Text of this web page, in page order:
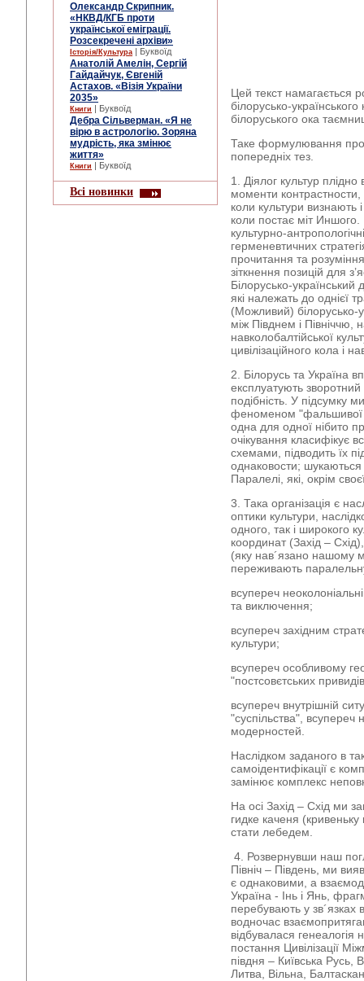
Олександр Скрипник.
«НКВД/КГБ проти
української еміграції.
Розсекречені архіви»
Історія/Культура | Буквоїд
Анатолій Амелін, Сергій
Гайдайчук, Євгеній
Астахов. «Візія України
2035»
Книги | Буквоїд
Дебра Сільверман. «Я не
вірю в астрологію. Зоряна
мудрість, яка змінює
життя»
Книги | Буквоїд
Всі новинки
Цей текст намагається
білорусько-
білоруського ока
Таке формулювання
попередніх тез.
1. Діялог культур плідно
моменти контрастности,
коли культури визнають
коли постає міт
культурно-
герменевтичних
прочитання та
зіткнення позицій для
Білорусько-український
які належать до однієї
(Можливий) білорусько-
між Півднем і Північчю,
навколобалтійської
цивілізаційного кола і
2. Білорусь та Україна
експлуатують зворотний
подібність. У підсумку
феноменом "фальшивої
одна для одної нібито
очікування класифікує
схемами, підводить їх
однаковости;
Паралелі, які, окрім
3. Така організація є
оптики культури,
одного, так і широкого
координат (Захід –
(яку нав´язано нашому
переживають
всупереч
та виключення;
всупереч західним
культури;
всупереч особливому
"постсовєтських
всупереч внутрішній
"суспільства", всупереч
модерностей.
Наслідком заданого в
самоідентифікації є
замінює комплекс
На осі Захід – Схід ми
гидке каченя
стати лебедем.
4. Розвернувши наш
Північ – Південь, ми
є однаковими, а
Україна - Інь і Янь,
перебувають у зв´язках
водночас
відбувалася генеалогія
постання Цивілізації
півдня – Київська Русь,
Литва, Вільна,